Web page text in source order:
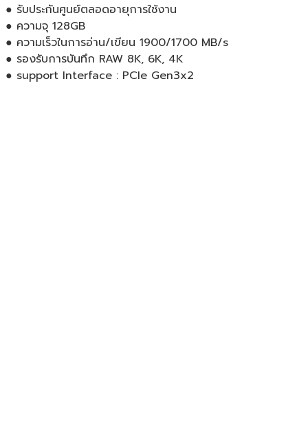
● รับประกันศูนย์ตลอดอายุการใช้งาน
● ความจุ 128GB
● ความเร็วในการอ่าน/เขียน 1900/1700 MB/s
● รองรับการบันทึก RAW 8K, 6K, 4K
● support Interface : PCIe Gen3x2